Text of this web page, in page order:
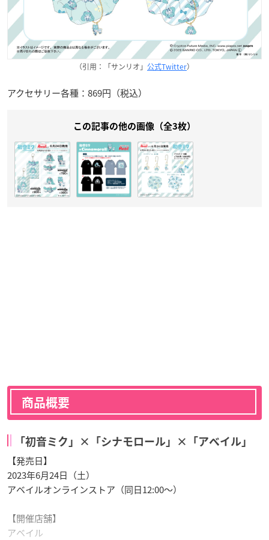
（引用：「サンリオ」 公式Twitter）
アクセサリー各種：869円（税込）
この記事の他の画像（全3枚）
商品概要
「初音ミク」×「シナモロール」×「アベイル」
【発売日】
2023年6月24日（土）
アベイルオンラインストア（同日12:00～）
【開催店舗】
アベイル